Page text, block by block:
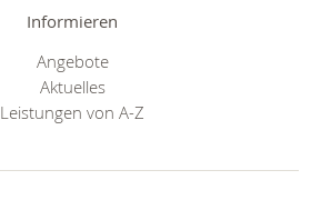
Informieren
Angebote
Aktuelles
Leistungen von A-Z